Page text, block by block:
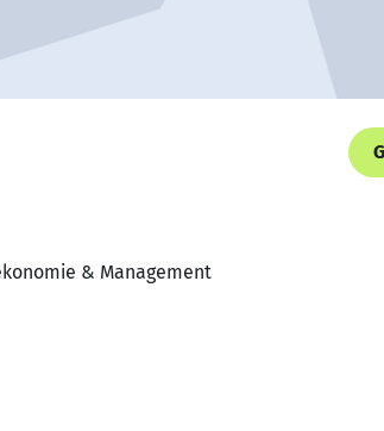
& Management